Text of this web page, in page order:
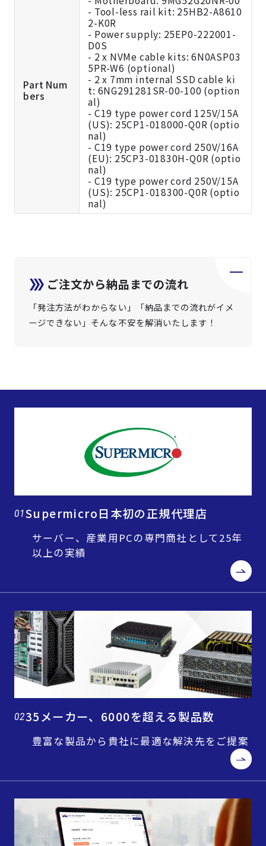
Part Num
bers
- Tool-less rail kit: 25HB2-A8610
2-K0R
- Power supply: 25EP0-222001-
D0S
- 2 x NVMe cable kits: 6N0ASP03
5PR-W6 (optional)
- 2 x 7mm internal SSD cable ki
t: 6NG291281SR-00-100 (option
al)
- C19 type power cord 125V/15A
(US): 25CP1-018000-Q0R (optio
nal)
- C19 type power cord 250V/16A
(EU): 25CP3-01830H-Q0R (optio
nal)
- C19 type power cord 250V/15A
(US): 25CP1-018300-Q0R (optio
nal)
ご注文から納品までの流れ
「発注方法がわからない」「納品までの流れがイメ
ージできない」そんな不安を解消いたします！
01Supermicro日本初の正規代理店
サーバー、産業用PCの専門商社として25年
以上の実績
0235メーカー、6000を超える製品数
豊富な製品から貴社に最適な解決先をご提案